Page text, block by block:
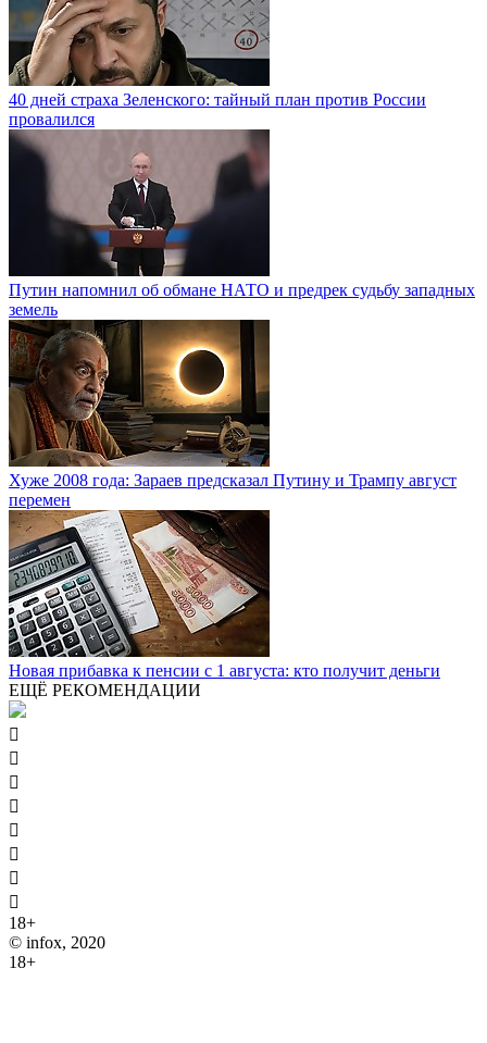
40 дней страха Зеленского: тайный план против России
провалился
Путин напомнил об обмане НАТО и предрек судьбу западных
земель
Хуже 2008 года: Зараев предсказал Путину и Трампу август
перемен
Новая прибавка к пенсии с 1 августа: кто получит деньги
ЕЩЁ РЕКОМЕНДАЦИИ








18+
© infox, 2020
18+